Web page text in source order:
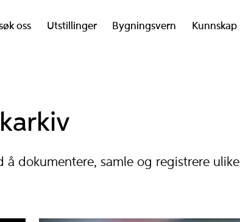
oss Utstillinger Bygningsvern Kunnskap
å dokumentere, samle og registrere ulike